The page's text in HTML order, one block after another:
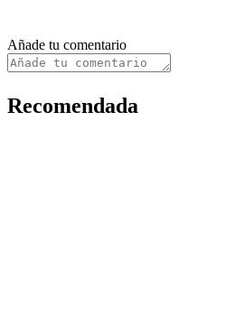
Añade tu comentario
Recomendada